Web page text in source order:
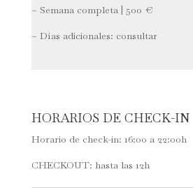
– Semana completa | 500 €
– Días adicionales: consultar
HORARIOS DE CHECK-IN
Horario de check-in: 16:00 a 22:00h
CHECKOUT: hasta las 12h